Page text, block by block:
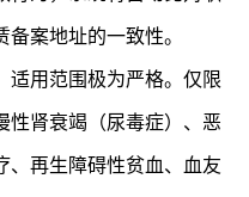
案地址的一致性。
适用范围极为严格。仅限
性肾衰竭（尿毒症）、恶
、再生障碍性贫血、血友